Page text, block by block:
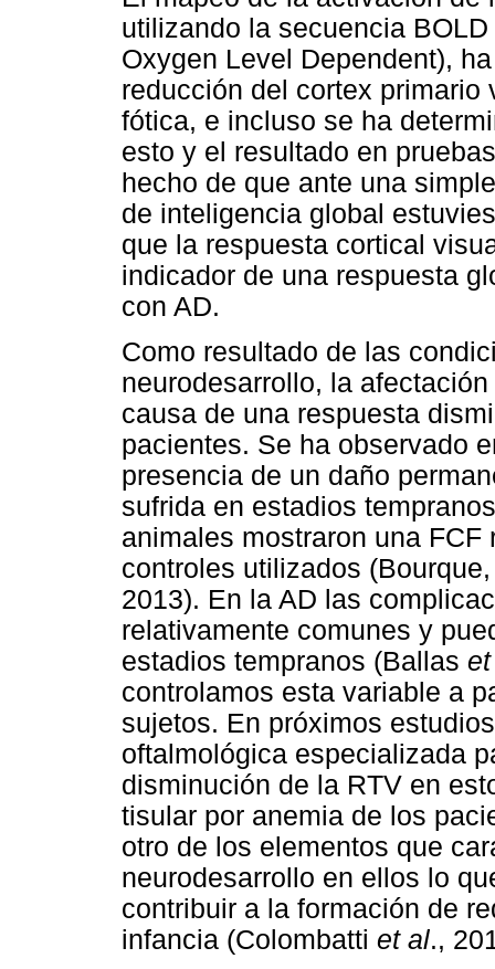
utilizando la secuencia
Oxygen Level Dependent),
reducción del cortex
fótica, e incluso se ha
esto y el resultado en
hecho de que ante una
de inteligencia global
que la respuesta cortical
indicador de una respuesta
con AD.
Como resultado de las
neurodesarrollo, la
causa de una respuesta
pacientes. Se ha observado
presencia de un daño
sufrida en estadios
animales mostraron una
controles utilizados
2013). En la AD las
relativamente comunes y
estadios tempranos (Ballas
controlamos esta variable a
sujetos. En próximos
oftalmológica especializada
disminución de la RTV en
tisular por anemia de los
otro de los elementos que
neurodesarrollo en ellos lo
contribuir a la formación de
infancia (Colombatti et al.,